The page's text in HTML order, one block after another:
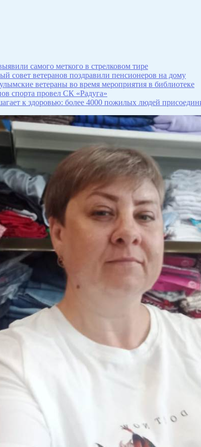
самого меткого в стрелковом тире
совет ветеранов поздравили пенсионеров на дому
ветераны во время мероприятия в библиотеке
спорта провел СК «Радуга»
к здоровью: более 4000 пожилых людей